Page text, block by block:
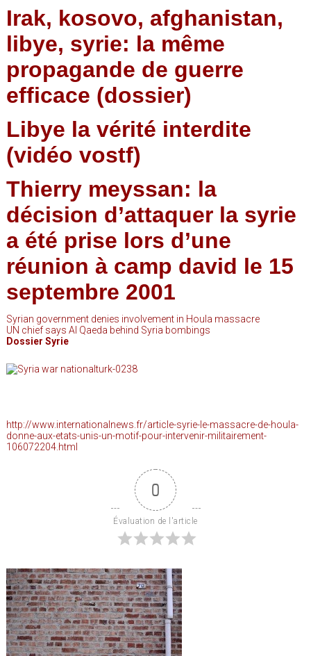
Irak, kosovo, afghanistan,
libye, syrie: la même
propagande de guerre
efficace (dossier)
Libye la vérité interdite
(vidéo vostf)
Thierry meyssan: la
décision d’attaquer la syrie
a été prise lors d’une
réunion à camp david le 15
septembre 2001
Syrian government denies involvement in Houla massacre
UN chief says Al Qaeda behind Syria bombings
Dossier Syrie
http://www.internationalnews.fr/article-syrie-le-massacre-de-houla-
donne-aux-etats-unis-un-motif-pour-intervenir-militairement-
106072204.html
0
Évaluation de l'article